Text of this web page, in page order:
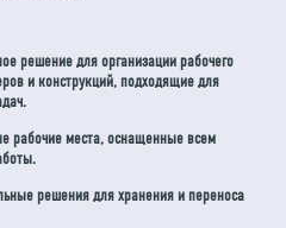
решение для организации рабочего
и конструкций, подходящие для
рабочие места, оснащенные всем
решения для хранения и переноса